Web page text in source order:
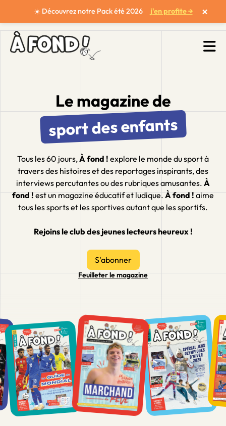
☀️ Découvrez notre Pack été 2026 j'en profite → ×
Le magazine de
sport des enfants
Tous les 60 jours,À fond ! explore le monde du sport à
travers des histoires et des reportages inspirants, des
interviews percutantes ou des rubriques amusantes. À
fond !est un magazine éducatif et ludique.À fond !aime
tous les sports et les sportives autant que les sportifs.
Rejoins le club des jeunes lecteurs heureux !
S'abonner
Feuilleter le magazine